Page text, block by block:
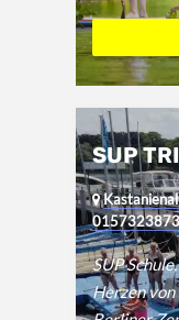
SUP
SUP
Herzen von